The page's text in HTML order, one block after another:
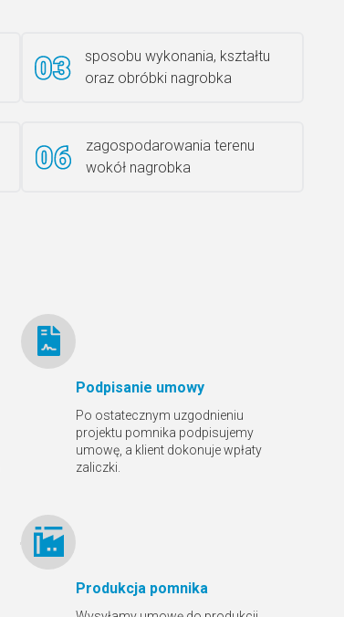
Rzeźba ANZK-60-BR-L
sposobu wykonania, kształtu
oraz obróbki nagrobka
zagospodarowania terenu
wokół nagrobka
Podpisanie umowy
Po ostatecznym uzgodnieniu
projektu pomnika podpisujemy
umowę, a klient dokonuje wpłaty
zaliczki.
Produkcja pomnika